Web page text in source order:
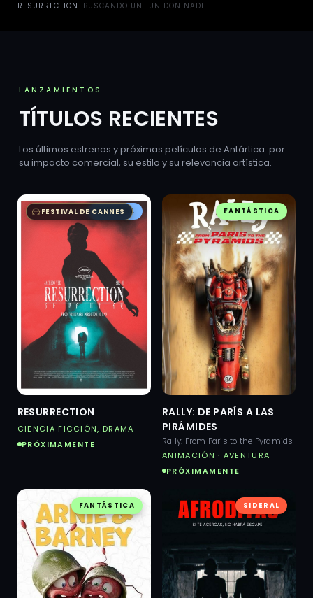
RESURRECTION BUSCANDO UN CIELO PARA RAMBO
UN DON NADIE CONTRA PUTIN
LANZAMIENTOS
TÍTULOS RECIENTES
Los últimos estrenos y próximas películas de Antártica: por
su impacto comercial, su estilo y su relevancia artística.
AUSTRAL
FESTIVAL DE CANNES
RESURRECTION
CIENCIA FICCIÓN, DRAMA
PRÓXIMAMENTE
FANTÁSTICA
RALLY: DE PARÍS A LAS
PIRÁMIDES
Rally: From Paris to the Pyramids
ANIMACIÓN · AVENTURA
PRÓXIMAMENTE
FANTÁSTICA SIDERAL